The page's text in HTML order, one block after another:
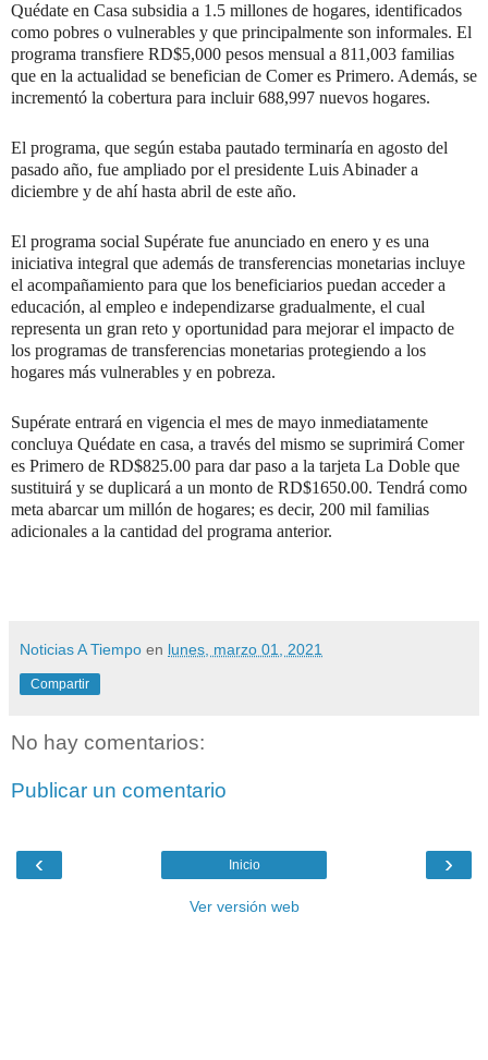
Quédate en Casa subsidia a 1.5 millones de hogares, identificados
como pobres o vulnerables y que principalmente son informales. El
programa transfiere RD$5,000 pesos mensual a 811,003 familias
que en la actualidad se benefician de Comer es Primero. Además, se
incrementó la cobertura para incluir 688,997 nuevos hogares.
El programa, que según estaba pautado terminaría en agosto del
pasado año, fue ampliado por el presidente Luis Abinader a
diciembre y de ahí hasta abril de este año.
El programa social Supérate fue anunciado en enero y es una
iniciativa integral que además de transferencias monetarias incluye
el acompañamiento para que los beneficiarios puedan acceder a
educación, al empleo e independizarse gradualmente, el cual
representa un gran reto y oportunidad para mejorar el impacto de
los programas de transferencias monetarias protegiendo a los
hogares más vulnerables y en pobreza.
Supérate entrará en vigencia el mes de mayo inmediatamente
concluya Quédate en casa, a través del mismo se suprimirá Comer
es Primero de RD$825.00 para dar paso a la tarjeta La Doble que
sustituirá y se duplicará a un monto de RD$1650.00. Tendrá como
meta abarcar um millón de hogares; es decir, 200 mil familias
adicionales a la cantidad del programa anterior.
Noticias A Tiempo en lunes, marzo 01, 2021
Compartir
No hay comentarios:
Publicar un comentario
‹ ›
Inicio
Ver versión web